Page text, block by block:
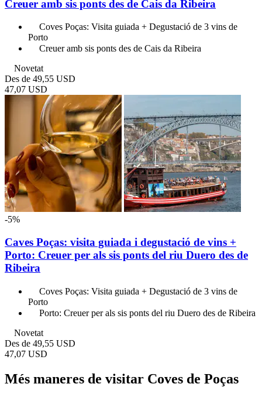
Creuer amb sis ponts des de Cais da Ribeira
Coves Poças: Visita guiada + Degustació de 3 vins de
Porto
Creuer amb sis ponts des de Cais da Ribeira
Novetat
Des de 49,55 USD
47,07 USD
-5%
Caves Poças: visita guiada i degustació de vins +
Porto: Creuer per als sis ponts del riu Duero des de
Ribeira
Coves Poças: Visita guiada + Degustació de 3 vins de
Porto
Porto: Creuer per als sis ponts del riu Duero des de Ribeira
Novetat
Des de 49,55 USD
47,07 USD
Més maneres de visitar Coves de Poças